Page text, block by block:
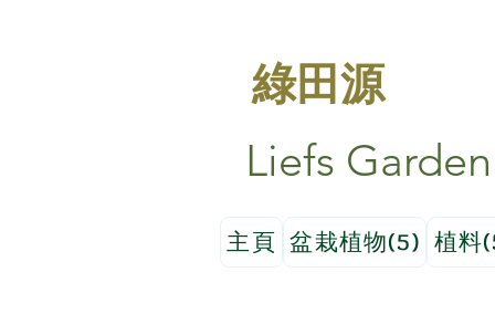
綠田源
Liefs Garden
主頁 盆栽植物(5) 植料